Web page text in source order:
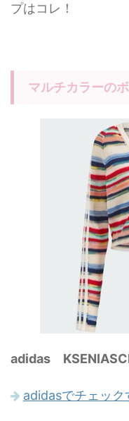
プはコレ！
マルチカラーの
adidas
adidasでチェック